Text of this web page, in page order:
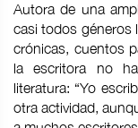
Autora de una
casi todos géneros
crónicas, cuentos
la escritora no
literatura: “Yo
otra actividad,